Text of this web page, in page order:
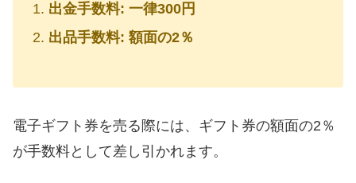
出金手数料: 一律300円
出品手数料: 額面の2％
電子ギフト券を売る際には、ギフト券の額面の2％
が手数料として差し引かれます。